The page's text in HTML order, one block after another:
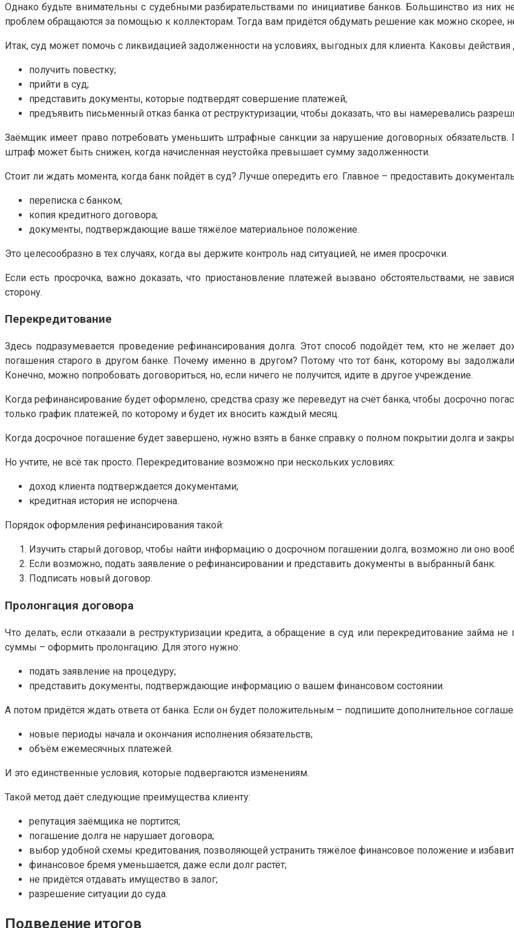
Однако будьте внимательны с судебными разбирательствами по инициативе банков. Большинство из них
проблем обращаются за помощью к коллекторам. Тогда вам придётся обдумать решение как можно скорее,
Итак, суд может помочь с ликвидацией задолженности на условиях, выгодных для клиента. Каковы
получить повестку;
прийти в суд;
представить документы, которые подтвердят совершение платежей;
предъявить письменный отказ банка от реструктуризации, чтобы доказать, что вы намеревались
Заёмщик имеет право потребовать уменьшить штрафные санкции за нарушение договорных
штраф может быть снижен, когда начисленная неустойка превышает сумму задолженности.
Стоит ли ждать момента, когда банк пойдёт в суд? Лучше опередить его. Главное – предоставить
переписка с банком;
копия кредитного договора;
документы, подтверждающие ваше тяжёлое материальное положение.
Это целесообразно в тех случаях, когда вы держите контроль над ситуацией, не имея просрочки.
Если есть просрочка, важно доказать, что приостановление платежей вызвано обстоятельствами, не
сторону.
Перекредитование
Здесь подразумевается проведение рефинансирования долга. Этот способ подойдёт тем, кто не желает
погашения старого в другом банке. Почему именно в другом? Потому что тот банк, которому вы
Конечно, можно попробовать договориться, но, если ничего не получится, идите в другое учреждение.
Когда рефинансирование будет оформлено, средства сразу же переведут на счёт банка, чтобы досрочно
только график платежей, по которому и будет их вносить каждый месяц.
Когда досрочное погашение будет завершено, нужно взять в банке справку о полном покрытии долга и
Но учтите, не всё так просто. Перекредитование возможно при нескольких условиях:
доход клиента подтверждается документами;
кредитная история не испорчена.
Порядок оформления рефинансирования такой:
Изучить старый договор, чтобы найти информацию о досрочном погашении долга, возможно ли оно
Если возможно, подать заявление о рефинансировании и представить документы в выбранный банк.
Подписать новый договор.
Пролонгация договора
Что делать, если отказали в реструктуризации кредита, а обращение в суд или перекредитование займа
суммы – оформить пролонгацию. Для этого нужно:
подать заявление на процедуру;
представить документы, подтверждающие информацию о вашем финансовом состоянии.
А потом придётся ждать ответа от банка. Если он будет положительным – подпишите дополнительное
новые периоды начала и окончания исполнения обязательств;
объём ежемесячных платежей.
И это единственные условия, которые подвергаются изменениям.
Такой метод даёт следующие преимущества клиенту:
репутация заёмщика не портится;
погашение долга не нарушает договора;
выбор удобной схемы кредитования, позволяющей устранить тяжёлое финансовое положение и
финансовое бремя уменьшается, даже если долг растёт;
не придётся отдавать имущество в залог;
разрешение ситуации до суда.
Подведение итогов